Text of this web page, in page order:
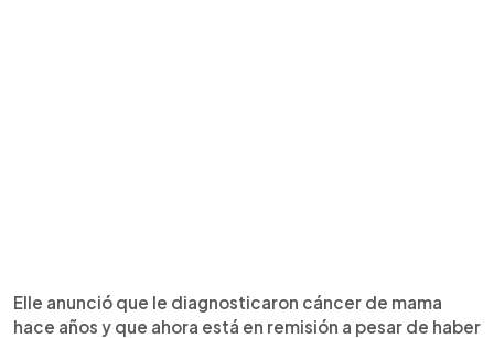
Elle anunció que le diagnosticaron cáncer de mama
hace años y que ahora está en remisión a pesar de haber